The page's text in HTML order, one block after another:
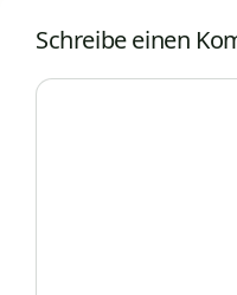
Schreibe einen
Kommentar